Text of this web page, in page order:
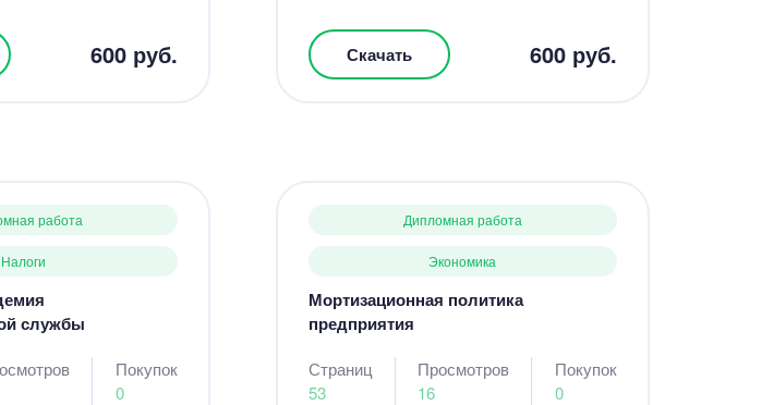
600 руб. Скачать 600 руб.
работа
Налоги
службы
Покупок
0
Дипломная работа
Экономика
Мортизационная политика
предприятия
Страниц
53
Просмотров
16
Покупок
0